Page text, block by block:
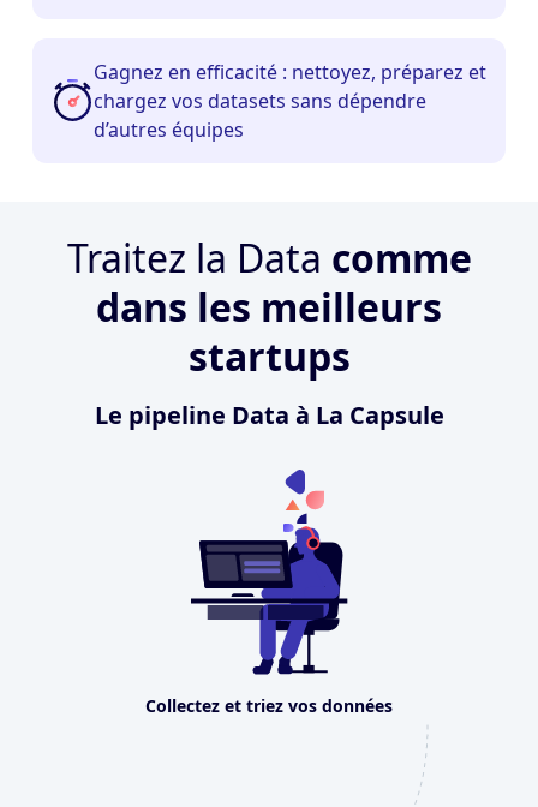
Gagnez en efficacité : nettoyez, préparez et
chargez vos datasets sans dépendre
d’autres équipes
Traitez la Data comme
dans les meilleurs
startups
Le pipeline Data à La Capsule
Collectez et triez vos données